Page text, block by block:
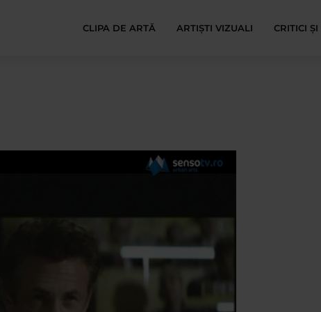
CLIPA DE ARTĂ ARTIȘTI VIZUALI CRITICI